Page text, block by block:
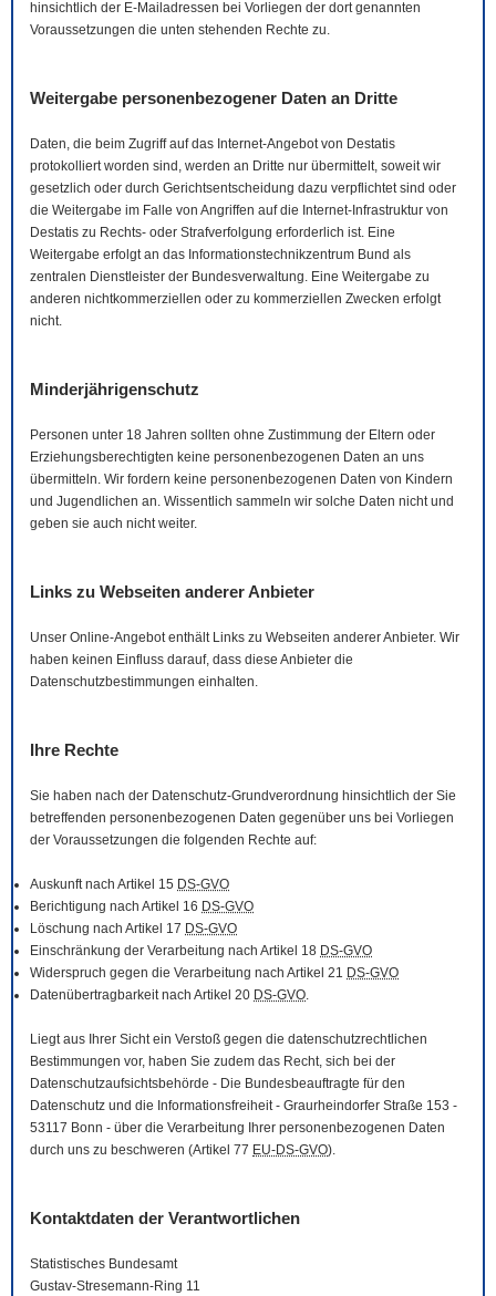
hinsichtlich der E-Mail adressen bei Vorliegen der dort genannten
Voraussetzungen die unten stehenden Rechte zu.
Weitergabe personenbezogener Daten an Dritte
Daten, die beim Zugriff auf das Internet-Angebot von Destatis
protokolliert worden sind, werden an Dritte nur übermittelt, soweit wir
gesetzlich oder durch Gerichtsentscheidung dazu verpflichtet sind oder
die Weitergabe im Falle von Angriffen auf die Internet-Infrastruktur von
Destatis zu Rechts- oder Strafverfolgung erforderlich ist. Eine
Weitergabe erfolgt an das Informationstechnikzentrum Bund als
zentralen Dienstleister der Bundesverwaltung. Eine Weitergabe zu
anderen nichtkommerziellen oder zu kommerziellen Zwecken erfolgt
nicht.
Minderjährigenschutz
Personen unter 18 Jahren sollten ohne Zustimmung der Eltern oder
Erziehungsberechtigten keine personenbezogenen Daten an uns
übermitteln. Wir fordern keine personenbezogenen Daten von Kindern
und Jugendlichen an. Wissentlich sammeln wir solche Daten nicht und
geben sie auch nicht weiter.
Links zu Webseiten anderer Anbieter
Unser Online-Angebot enthält Links zu Webseiten anderer Anbieter. Wir
haben keinen Einfluss darauf, dass diese Anbieter die
Datenschutzbestimmungen einhalten.
Ihre Rechte
Sie haben nach der Datenschutz-Grundverordnung hinsichtlich der Sie
betreffenden personenbezogenen Daten gegenüber uns bei Vorliegen
der Voraussetzungen die folgenden Rechte auf:
Auskunft nach Artikel 15 DS-GVO
Berichtigung nach Artikel 16 DS-GVO
Löschung nach Artikel 17 DS-GVO
Einschränkung der Verarbeitung nach Artikel 18 DS-GVO
Widerspruch gegen die Verarbeitung nach Artikel 21 DS-GVO
Datenübertragbarkeit nach Artikel 20 DS-GVO.
Liegt aus Ihrer Sicht ein Verstoß gegen die datenschutzrechtlichen
Bestimmungen vor, haben Sie zudem das Recht, sich bei der
Datenschutzaufsichtsbehörde - Die Bundesbeauftragte für den
Datenschutz und die Informationsfreiheit - Graurheindorfer Straße 153 -
53117 Bonn - über die Verarbeitung Ihrer personenbezogenen Daten
durch uns zu beschweren (Artikel 77 EU-DS-GVO).
Kontaktdaten der Verantwortlichen
Statistisches Bundesamt
Gustav-Stresemann-Ring 11